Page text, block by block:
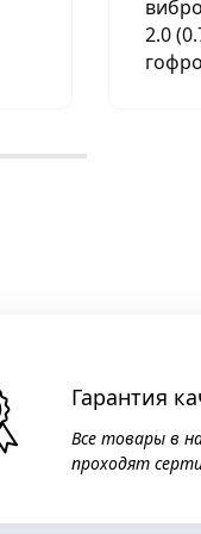
2.0
Гарантия
Все товары в
проходят